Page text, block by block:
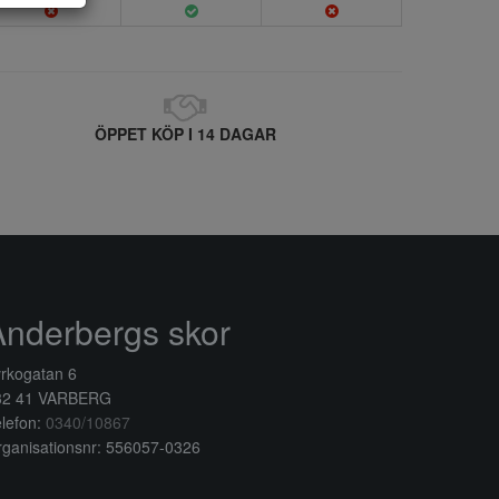
ÖPPET KÖP I 14 DAGAR
skor
6
41 VARBERG
0340/10867
556057-0326